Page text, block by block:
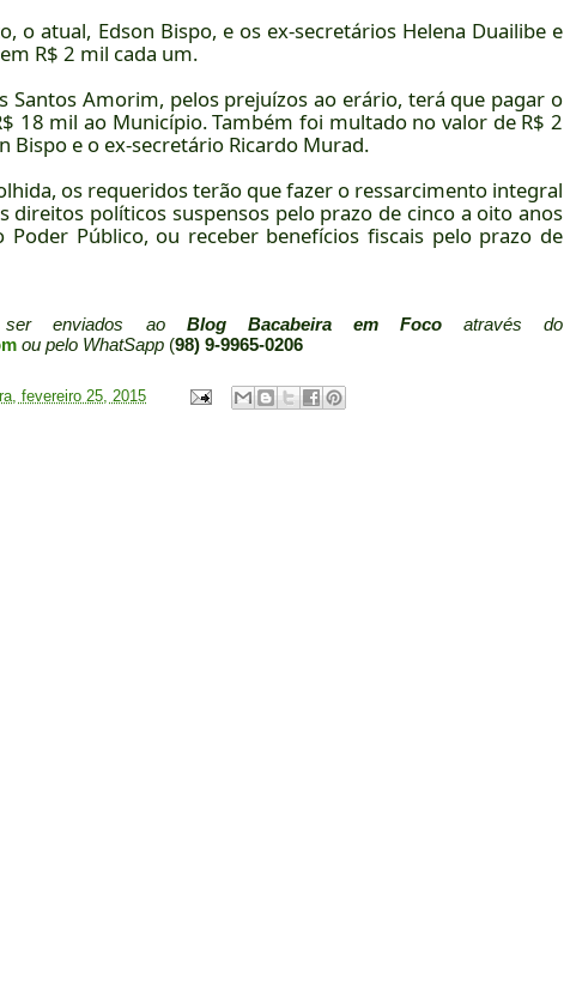
o atual, Edson Bispo, e os ex-secretários Helena Duailibe e
R$ 2 mil cada um.
Santos Amorim, pelos prejuízos ao erário, terá que pagar o
18 mil ao Município. Também foi multado no valor de R$ 2
Bispo e o ex-secretário Ricardo Murad.
os requeridos terão que fazer o ressarcimento integral
direitos políticos suspensos pelo prazo de cinco a oito anos
Público, ou receber benefícios fiscais pelo prazo de
ser enviados ao Blog Bacabeira em Focoatravés do
ou pelo WhatSapp (98) 9-9965-0206
fevereiro 25, 2015